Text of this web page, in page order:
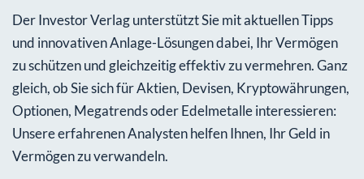
Der Investor Verlag unterstützt Sie mit aktuellen Tipps
und innovativen Anlage-Lösungen dabei, Ihr Vermögen
zu schützen und gleichzeitig effektiv zu vermehren. Ganz
gleich, ob Sie sich für Aktien, Devisen, Kryptowährungen,
Optionen, Megatrends oder Edelmetalle interessieren:
Unsere erfahrenen Analysten helfen Ihnen, Ihr Geld in
Vermögen zu verwandeln.